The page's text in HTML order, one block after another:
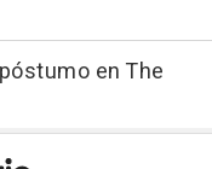
en The